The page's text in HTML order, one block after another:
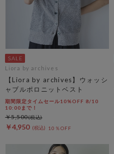
Liora by archives
【Liora by archives】ウォッシ
ャブルポロニットベスト
期間限定タイムセール10%OFF 8/10
10:00まで！
￥4,950 10％OFF
￥5,500